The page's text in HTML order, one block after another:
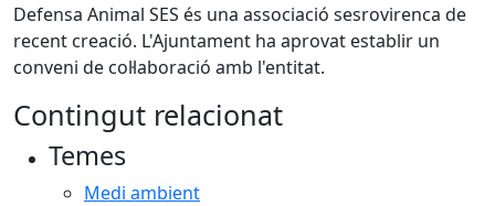
Defensa Animal SES és una associació sesrovirenca de
recent creació. L'Ajuntament ha aprovat establir un
conveni de col·laboració amb l'entitat.
Contingut relacionat
Temes
Medi ambient